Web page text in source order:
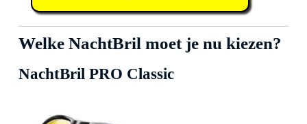
Welke NachtBril moet je nu kiezen?
NachtBril PRO Classic